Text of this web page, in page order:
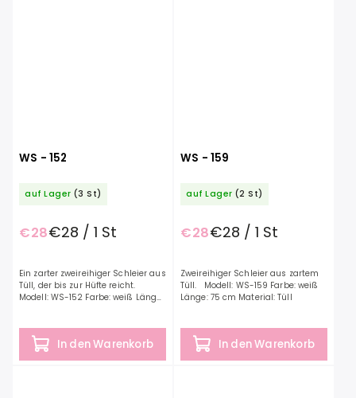
WS - 152
auf Lager (3 St)
€28€28 / 1 St
In den Warenkorb
Ein zarter zweireihiger Schleier aus
Tüll, der bis zur Hüfte reicht.
Modell: WS-152 Farbe: weiß Länge:
WS - 159
auf Lager (2 St)
€28€28 / 1 St
In den Warenkorb
Zweireihiger Schleier aus zartem
Tüll. Modell: WS-159 Farbe: weiß
Länge: 75 cm Material: Tüll